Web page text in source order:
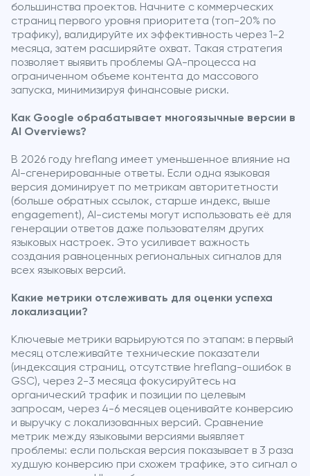
большинства проектов. Начните с коммерческих
страниц первого уровня приоритета (топ-20% по
трафику), валидируйте их эффективность через 1-2
месяца, затем расширяйте охват. Такая стратегия
позволяет выявить проблемы QA-процесса на
ограниченном объеме контента до массового
запуска, минимизируя финансовые риски.
Как Google обрабатывает многоязычные версии в
AI Overviews?
В 2026 году hreflang имеет уменьшенное влияние на
AI-сгенерированные ответы. Если одна языковая
версия доминирует по метрикам авторитетности
(больше обратных ссылок, старше индекс, выше
engagement), AI-системы могут использовать её для
генерации ответов даже пользователям других
языковых настроек. Это усиливает важность
создания равноценных региональных сигналов для
всех языковых версий.
Какие метрики отслеживать для оценки успеха
локализации?
Ключевые метрики варьируются по этапам: в первый
месяц отслеживайте технические показатели
(индексация страниц, отсутствие hreflang-ошибок в
GSC), через 2-3 месяца фокусируйтесь на
органический трафик и позиции по целевым
запросам, через 4-6 месяцев оценивайте конверсию
и выручку с локализованных версий. Сравнение
метрик между языковыми версиями выявляет
проблемы: если польская версия показывает в 3 раза
худшую конверсию при схожем трафике, это сигнал о